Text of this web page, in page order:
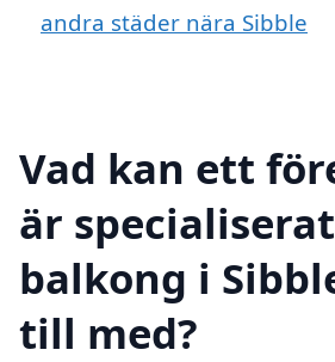
andra städer nära Sibble
Vad kan ett
är
balkong i
till med?